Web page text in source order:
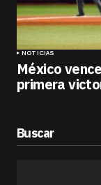
NOTICIAS
México
primera
Buscar